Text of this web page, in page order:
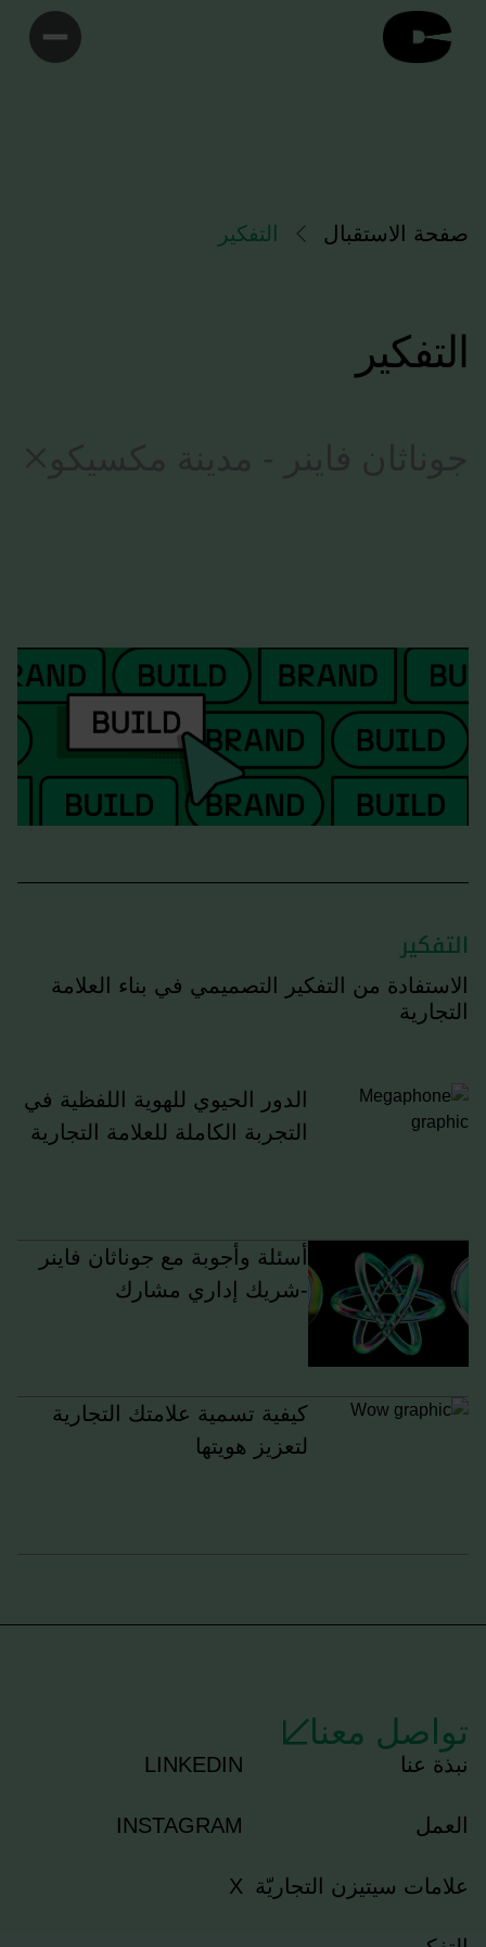
صفحة الاستقبال التفكير
التفكير
التفكير
الاستفادة من التفكير التصميمي في بناء العلامة
التجارية
الدور الحيوي للهوية اللفظية في
التجربة الكاملة للعلامة التجارية
أسئلة وأجوبة مع جوناثان فاينر
-شريك إداري مشارك
كيفية تسمية علامتك التجارية
لتعزيز هويتها
تواصل معنا
نبذة عنا
العمل
علامات سيتيزن التجاريّة
LINKEDIN
INSTAGRAM
X